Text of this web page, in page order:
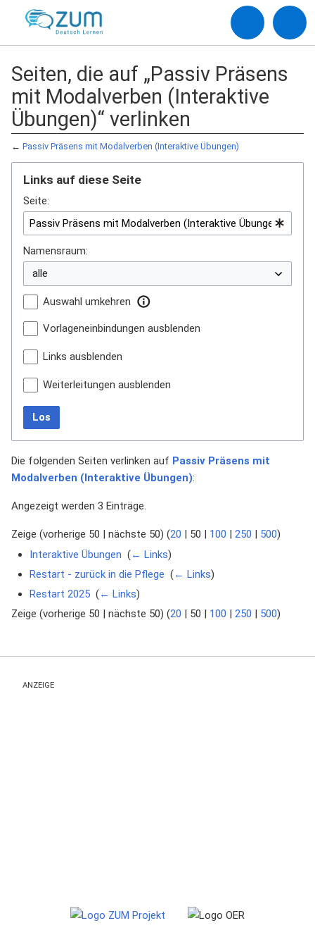
Seiten, die auf „Passiv Präsens
mit Modalverben (Interaktive
Übungen)“ verlinken
← Passiv Präsens mit Modalverben (Interaktive Übungen)
Links auf diese Seite
Seite:
Namensraum:
Auswahl umkehren
Vorlageneinbindungen ausblenden
Links ausblenden
Weiterleitungen ausblenden
Los
Die folgenden Seiten verlinken auf Passiv Präsens mit
Modalverben (Interaktive Übungen):
Angezeigt werden 3 Einträge.
Zeige (vorherige 50 nächste 50) (20 50 100 250 500)
Interaktive Übungen (← Links)
Restart - zurück in die Pflege (← Links)
Restart 2025‎ (← Links)
Zeige (vorherige 50 | nächste 50) (20 | 50 | 100 | 250 | 500)
ANZEIGE